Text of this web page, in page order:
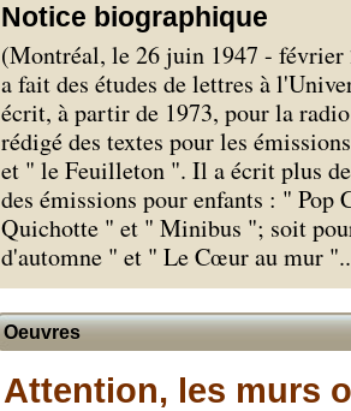
Notice biographique
(Montréal, le 26 juin 1947 - février
a fait des études de lettres à
écrit, à partir de 1973, pour la
rédigé des textes pour les
et " le Feuilleton ". Il a écrit plus
des émissions pour enfants : "
Quichotte " et " Minibus "; soit
d'automne " et " Le Cœur au mur ".
Oeuvres
Attention, les murs